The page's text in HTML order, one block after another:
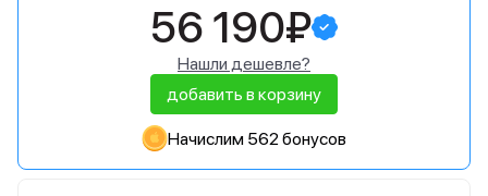
56 190₽
Нашли дешевле?
добавить в корзину
Начислим 562 бонусов